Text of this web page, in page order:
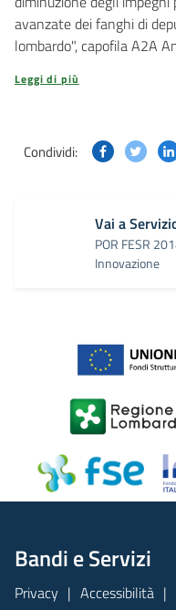
avanzate dei fanghi di
lombardo", capofila A2A
Leggi di più
Condividi:
Vai a
POR FESR
Innovazione
Bandi e Servizi
Privacy Accessibilità